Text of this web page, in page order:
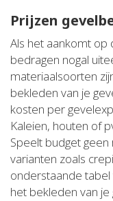
Prijzen
Als het aankomt op
bedragen nogal
materiaalsoorten
bekleden van je
kosten per
Kaleien, houten of
Speelt budget
varianten zoals
onderstaande
het bekleden van je